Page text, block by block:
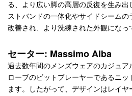
る、より広い脚の高層の反復を生み
ストバンドの一体化やサイドシーム
改善され、より洗練された外観になっ
セーター: Massimo Alba
過去数年間のメンズウェアのカジュア
ローブのビットプレーヤーであるニ
ます。したがって、デザインはレイ